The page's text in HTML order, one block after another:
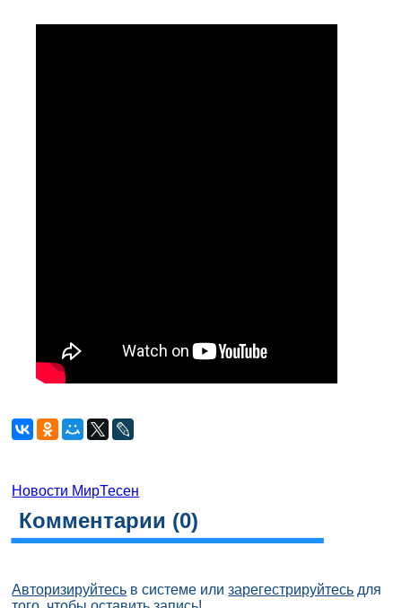
Новости МирТесен
Комментарии (0)
Авторизируйтесь в системе илизарегестрируйтесь для